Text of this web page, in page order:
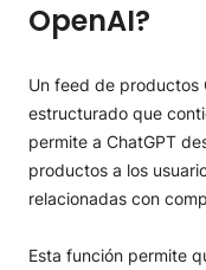
OpenAI?
Un feed de productos
estructurado que
permite a ChatGPT
productos a los
relacionadas con
Esta función permite